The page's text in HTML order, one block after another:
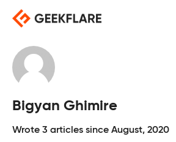
Saltar
contenido
Bigyan Ghimire
Wrote 3 articles since August, 2020